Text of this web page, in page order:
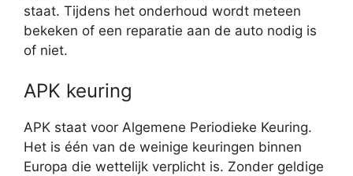
staat. Tijdens het onderhoud wordt meteen
bekeken of een reparatie aan de auto nodig is
of niet.
APK keuring
APK staat voor Algemene Periodieke Keuring.
Het is één van de weinige keuringen binnen
Europa die wettelijk verplicht is. Zonder geldige